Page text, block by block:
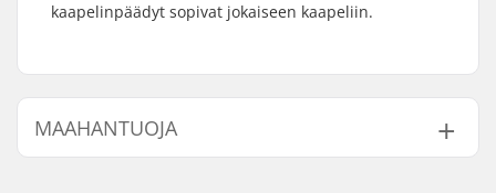
kaapelinpäädyt sopivat jokaiseen kaapeliin.
MAAHANTUOJA